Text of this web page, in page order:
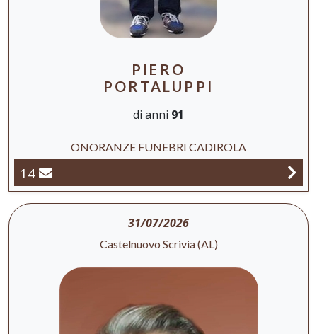
PIERO
PORTALUPPI
di anni 91
ONORANZE FUNEBRI CADIROLA
14
31/07/2026
Castelnuovo Scrivia (AL)